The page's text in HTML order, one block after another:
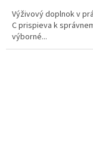
z
5
hviezdičiek.
Výživový doplnok v
C prispieva k
výborné...